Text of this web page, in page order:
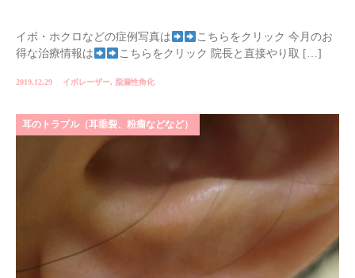
イボ・ホクロなどの症例写真は
こちらをクリック 今月のお
得な治療情報は
こちらをクリック 院長と直接やり取 […]
2019.12.29 イボレーザー, 脂漏性角化
耳のトラブル（耳垂裂、粉瘤などなど）